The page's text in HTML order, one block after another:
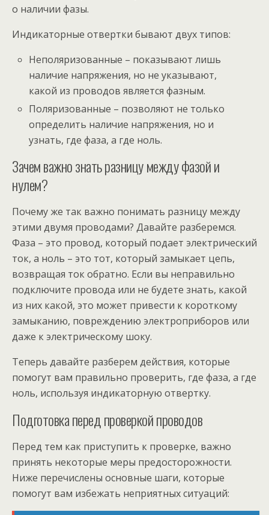
о наличии фазы.
Индикаторные отвертки бывают двух типов:
Неполяризованные – показывают лишь
наличие напряжения, но не указывают,
какой из проводов является фазным.
Поляризованные – позволяют не только
определить наличие напряжения, но и
узнать, где фаза, а где ноль.
Зачем важно знать разницу между фазой и
нулем?
Почему же так важно понимать разницу между
этими двумя проводами? Давайте разберемся.
Фаза – это провод, который подает электрический
ток, а ноль – это тот, который замыкает цепь,
возвращая ток обратно. Если вы неправильно
подключите провода или не будете знать, какой
из них какой, это может привести к короткому
замыканию, повреждению электроприборов или
даже к электрическому шоку.
Теперь давайте разберем действия, которые
помогут вам правильно проверить, где фаза, а где
ноль, используя индикаторную отвертку.
Подготовка перед проверкой проводов
Перед тем как приступить к проверке, важно
принять некоторые меры предосторожности.
Ниже перечислены основные шаги, которые
помогут вам избежать неприятных ситуаций: